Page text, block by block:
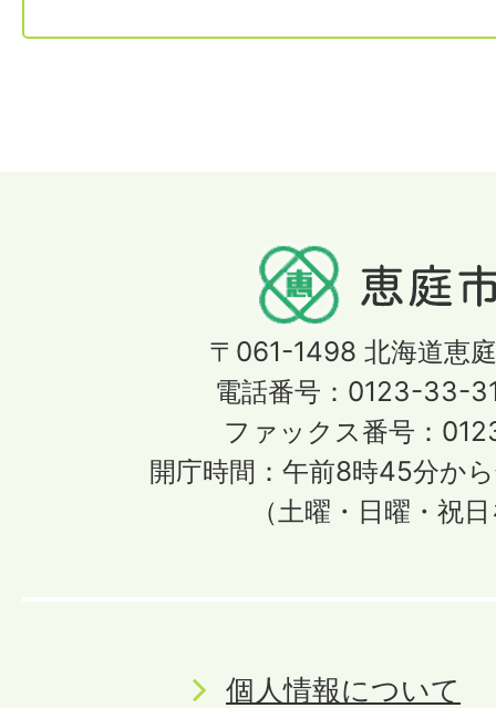
〒061-1498 北海道恵
電話番号：0123-33-
ファックス番号：
開庁時間：午前8時45分か
（土曜・日曜・祝
個人情報について